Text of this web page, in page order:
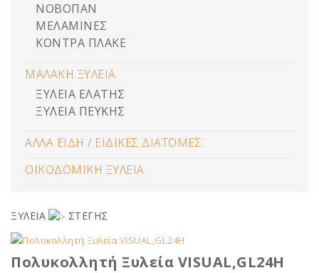
ΝΟΒΟΠΑΝ
ΜΕΛΑΜΙΝΕΣ
ΚΟΝΤΡΑ ΠΛΑΚΕ
ΜΑΛΑΚΗ ΞΥΛΕΙΑ
ΞΥΛΕΙΑ ΕΛΑΤΗΣ
ΞΥΛΕΙΑ ΠΕΥΚΗΣ
ΑΛΛΑ ΕΙΔΗ / ΕΙΔΙΚΕΣ ΔΙΑΤΟΜΕΣ
ΟΙΚΟΔΟΜΙΚΗ ΞΥΛΕΙΑ
ΞΥΛΕΙΑ ΣΤΕΓΗΣ
Πολυκολλητή Ξυλεία VISUAL,GL24H